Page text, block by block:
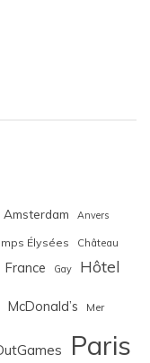
Amsterdam Anvers
Élysées Château
France Gay Hôtel
McDonald’s Mer
Paris